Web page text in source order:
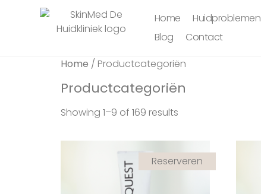
Home Huidproblemen
Blog
Contact
Home / Productcategoriën
Productcategoriën
Showing 1–9 of 169 results
Reserveren